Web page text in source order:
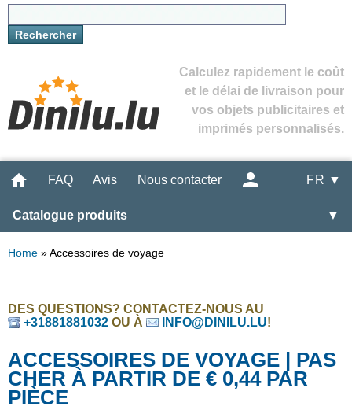
Calculez rapidement le coût
et le délai de livraison pour
vos objets publicitaires et
imprimés personnalisés.
FAQ Avis Nous contacter FR ▼
Catalogue produits ▼
Home »Accessoires de voyage
DES QUESTIONS? CONTACTEZ-NOUS AU
+31881881032 OU À INFO@DINILU.LU!
ACCESSOIRES DE VOYAGE | PAS
CHER À PARTIR DE € 0,44 PAR
PIÈCE